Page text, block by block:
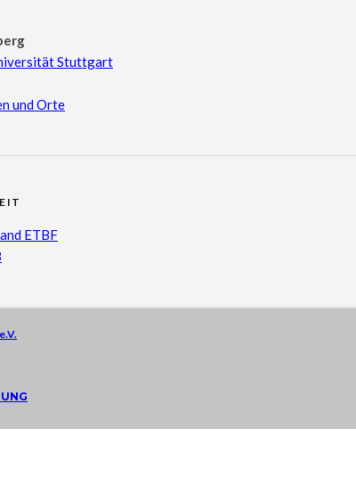
Stuttgart
und Orte
ETBF